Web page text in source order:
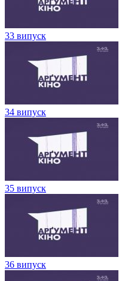
33 випуск
34 випуск
35 випуск
36 випуск